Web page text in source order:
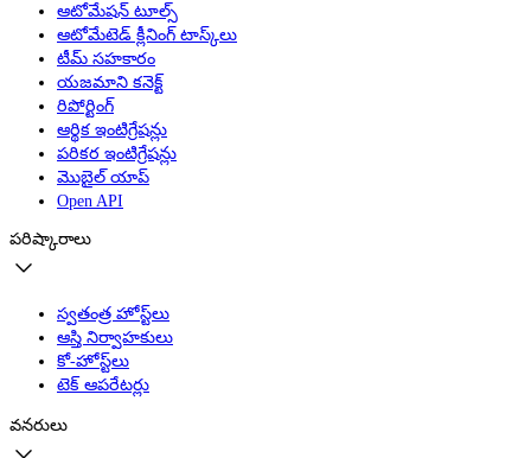
ఆటోమేషన్ టూల్స్
ఆటోమేటెడ్ క్లీనింగ్ టాస్క్‌లు
టీమ్ సహకారం
యజమాని కనెక్ట్
రిపోర్టింగ్
ఆర్థిక ఇంటిగ్రేషన్లు
పరికర ఇంటిగ్రేషన్లు
మొబైల్ యాప్
Open API
పరిష్కారాలు
స్వతంత్ర హోస్ట్‌లు
ఆస్తి నిర్వాహకులు
కో-హోస్ట్‌లు
టెక్ ఆపరేటర్లు
వనరులు